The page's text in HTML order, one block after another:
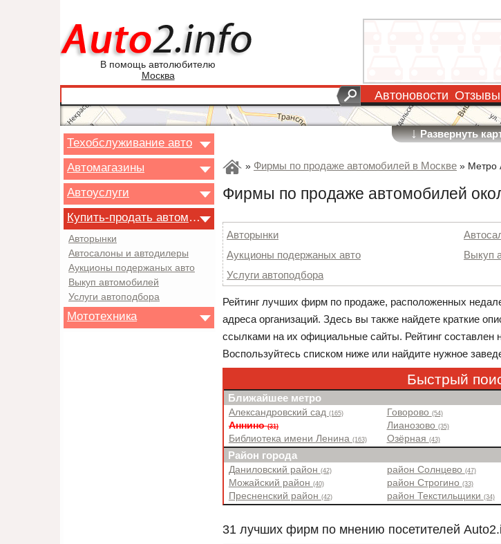
В помощь автолюбителю
Москва
Автоновости Отзывы
↓Развернуть
Техобслуживание авто
Автомагазины
Автоуслуги
Купить-продать автомобиль
Авторынки
Автосалоны и автодилеры
Аукционы подержаных авто
Выкуп автомобилей
Услуги автоподбора
Мототехника
» Фирмы по продаже автомобилей в Москве » Метро
Фирмы по продаже автомобилей
Авторынки
Аукционы подержаных авто
Выкуп
Услуги автоподбора
Рейтинг лучших фирм по продаже, расположенных
адреса организаций. Здесь вы также найдете краткие
ссылками на их официальные сайты. Рейтинг составлен
Воспользуйтесь списком ниже или найдите нужное
Быстрый
Ближайшее метро
Александровский сад (165)
Аннино(31)
Библиотека имени Ленина (163)
Говорово (54)
Лианозово (35)
Озёрная (43)
Район города
Даниловский район (42)
Можайский район (40)
Пресненский район (42)
район Солнцево (47)
район Строгино (33)
район Текстильщики (34)
31 лучших фирм по мнению посетителей